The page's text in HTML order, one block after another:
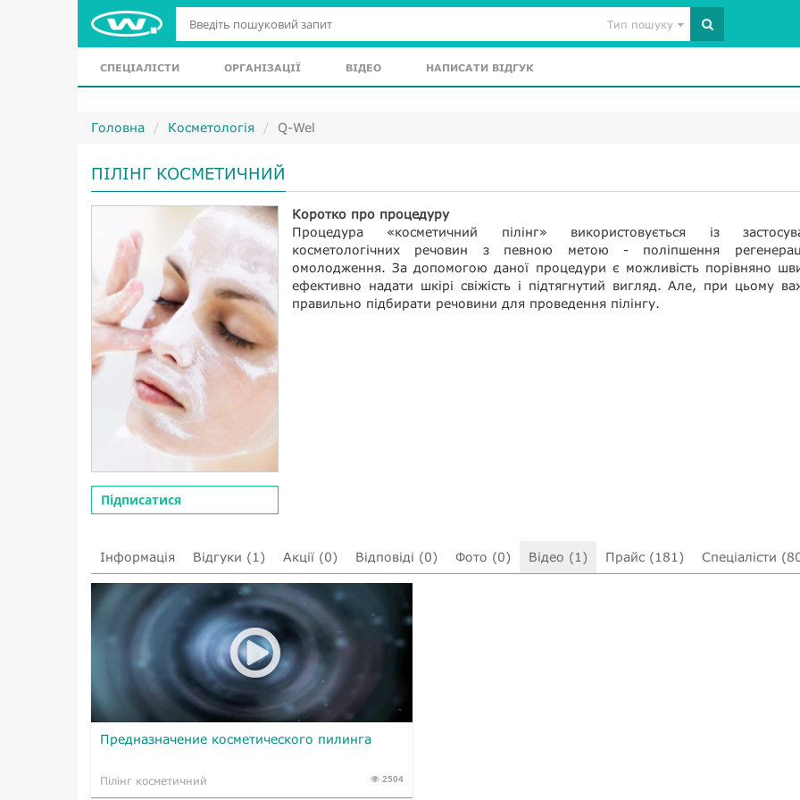
Тип пошуку
СПЕЦІАЛІСТИ ОРГАНІЗАЦІЇ ВІДЕО НАПИСАТИ ВІДГУК
Головна Косметологія Q-Wel
ПІЛІНГ КОСМЕТИЧНИЙ
Підписатися
Коротко про процедуру
Процедура «косметичний пілінг» використовується із
косметологічних речовин з певною метою - поліпшення
омолодження. За допомогою даної процедури є можливість порівняно
ефективно надати шкірі свіжість і підтягнутий вигляд. Але, при цьому
правильно підбирати речовини для проведення пілінгу.
Інформація Відгуки (1) Акції (0) Відповіді (0) Фото (0) Відео (1) Прайс (181) Спеціалісти
Предназначение косметического пилинга
Пілінг косметичний 2504